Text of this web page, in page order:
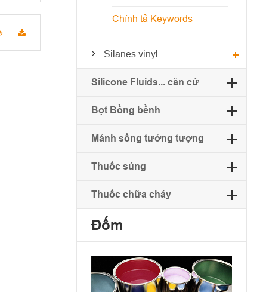
Chính tả Keywords
Silanes vinyl
Silicone Fluids... căn cứ
Bọt Bồng bềnh
Mảnh sống tưởng tượng
Thuốc súng
Thuốc chữa cháy
Đốm